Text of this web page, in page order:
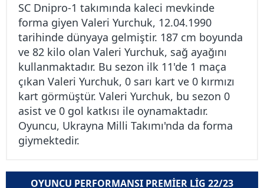
SC Dnipro-1 takımında kaleci mevkinde
forma giyen Valeri Yurchuk, 12.04.1990
tarihinde dünyaya gelmiştir. 187 cm boyunda
ve 82 kilo olan Valeri Yurchuk, sağ ayağını
kullanmaktadır. Bu sezon ilk 11'de 1 maça
çıkan Valeri Yurchuk, 0 sarı kart ve 0 kırmızı
kart görmüştür. Valeri Yurchuk, bu sezon 0
asist ve 0 gol katkısı ile oynamaktadır.
Oyuncu, Ukrayna Milli Takımı'nda da forma
giymektedir.
OYUNCU PERFORMANSI PREMIER LIG 22/23